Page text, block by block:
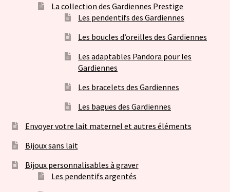
La collection des Gardiennes Prestige
Les pendentifs des Gardiennes
Les boucles d’oreilles des Gardiennes
Les adaptables Pandora pour les
Gardiennes
Les bracelets des Gardiennes
Les bagues des Gardiennes
Envoyer votre lait maternel et autres éléments
Bijoux sans lait
Bijoux personnalisables à graver
Les pendentifs argentés